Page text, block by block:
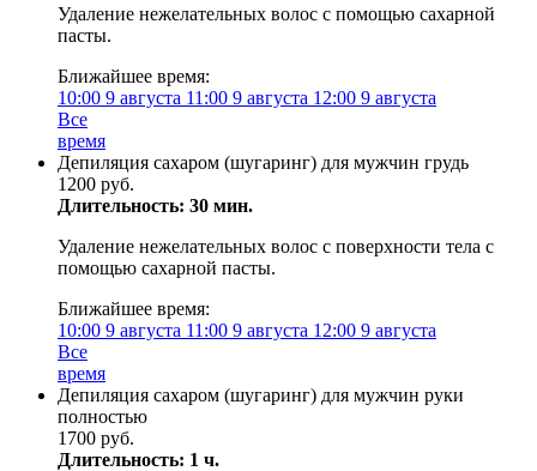
Удаление нежелательных волос с помощью сахарной
пасты.
Ближайшее время:
10:00 9 августа 11:00 9 августа 12:00 9 августа
Все
время
Депиляция сахаром (шугаринг) для мужчин грудь
1200 руб.
Длительность: 30 мин.
Удаление нежелательных волос с поверхности тела с
помощью сахарной пасты.
Ближайшее время:
10:00 9 августа 11:00 9 августа 12:00 9 августа
Все
время
Депиляция сахаром (шугаринг) для мужчин руки
полностью
1700 руб.
Длительность: 1 ч.